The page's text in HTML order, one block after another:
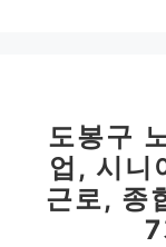
도봉구
업, 시니
근로, 종